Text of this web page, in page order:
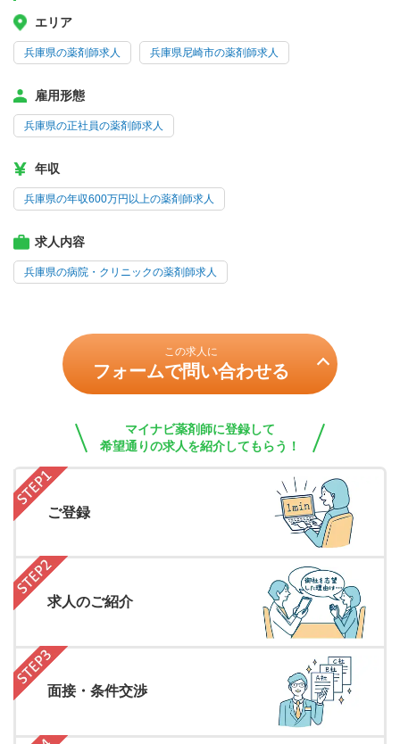
エリア
兵庫県の薬剤師求人 兵庫県尼崎市の薬剤師求人
雇用形態
兵庫県の正社員の薬剤師求人
年収
兵庫県の年収600万円以上の薬剤師求人
求人内容
兵庫県の病院・クリニックの薬剤師求人
この求人に
フォームで問い合わせる
マイナビ薬剤師に登録して
希望通りの求人を紹介してもらう！
ご登録
求人のご紹介
面接・条件交渉